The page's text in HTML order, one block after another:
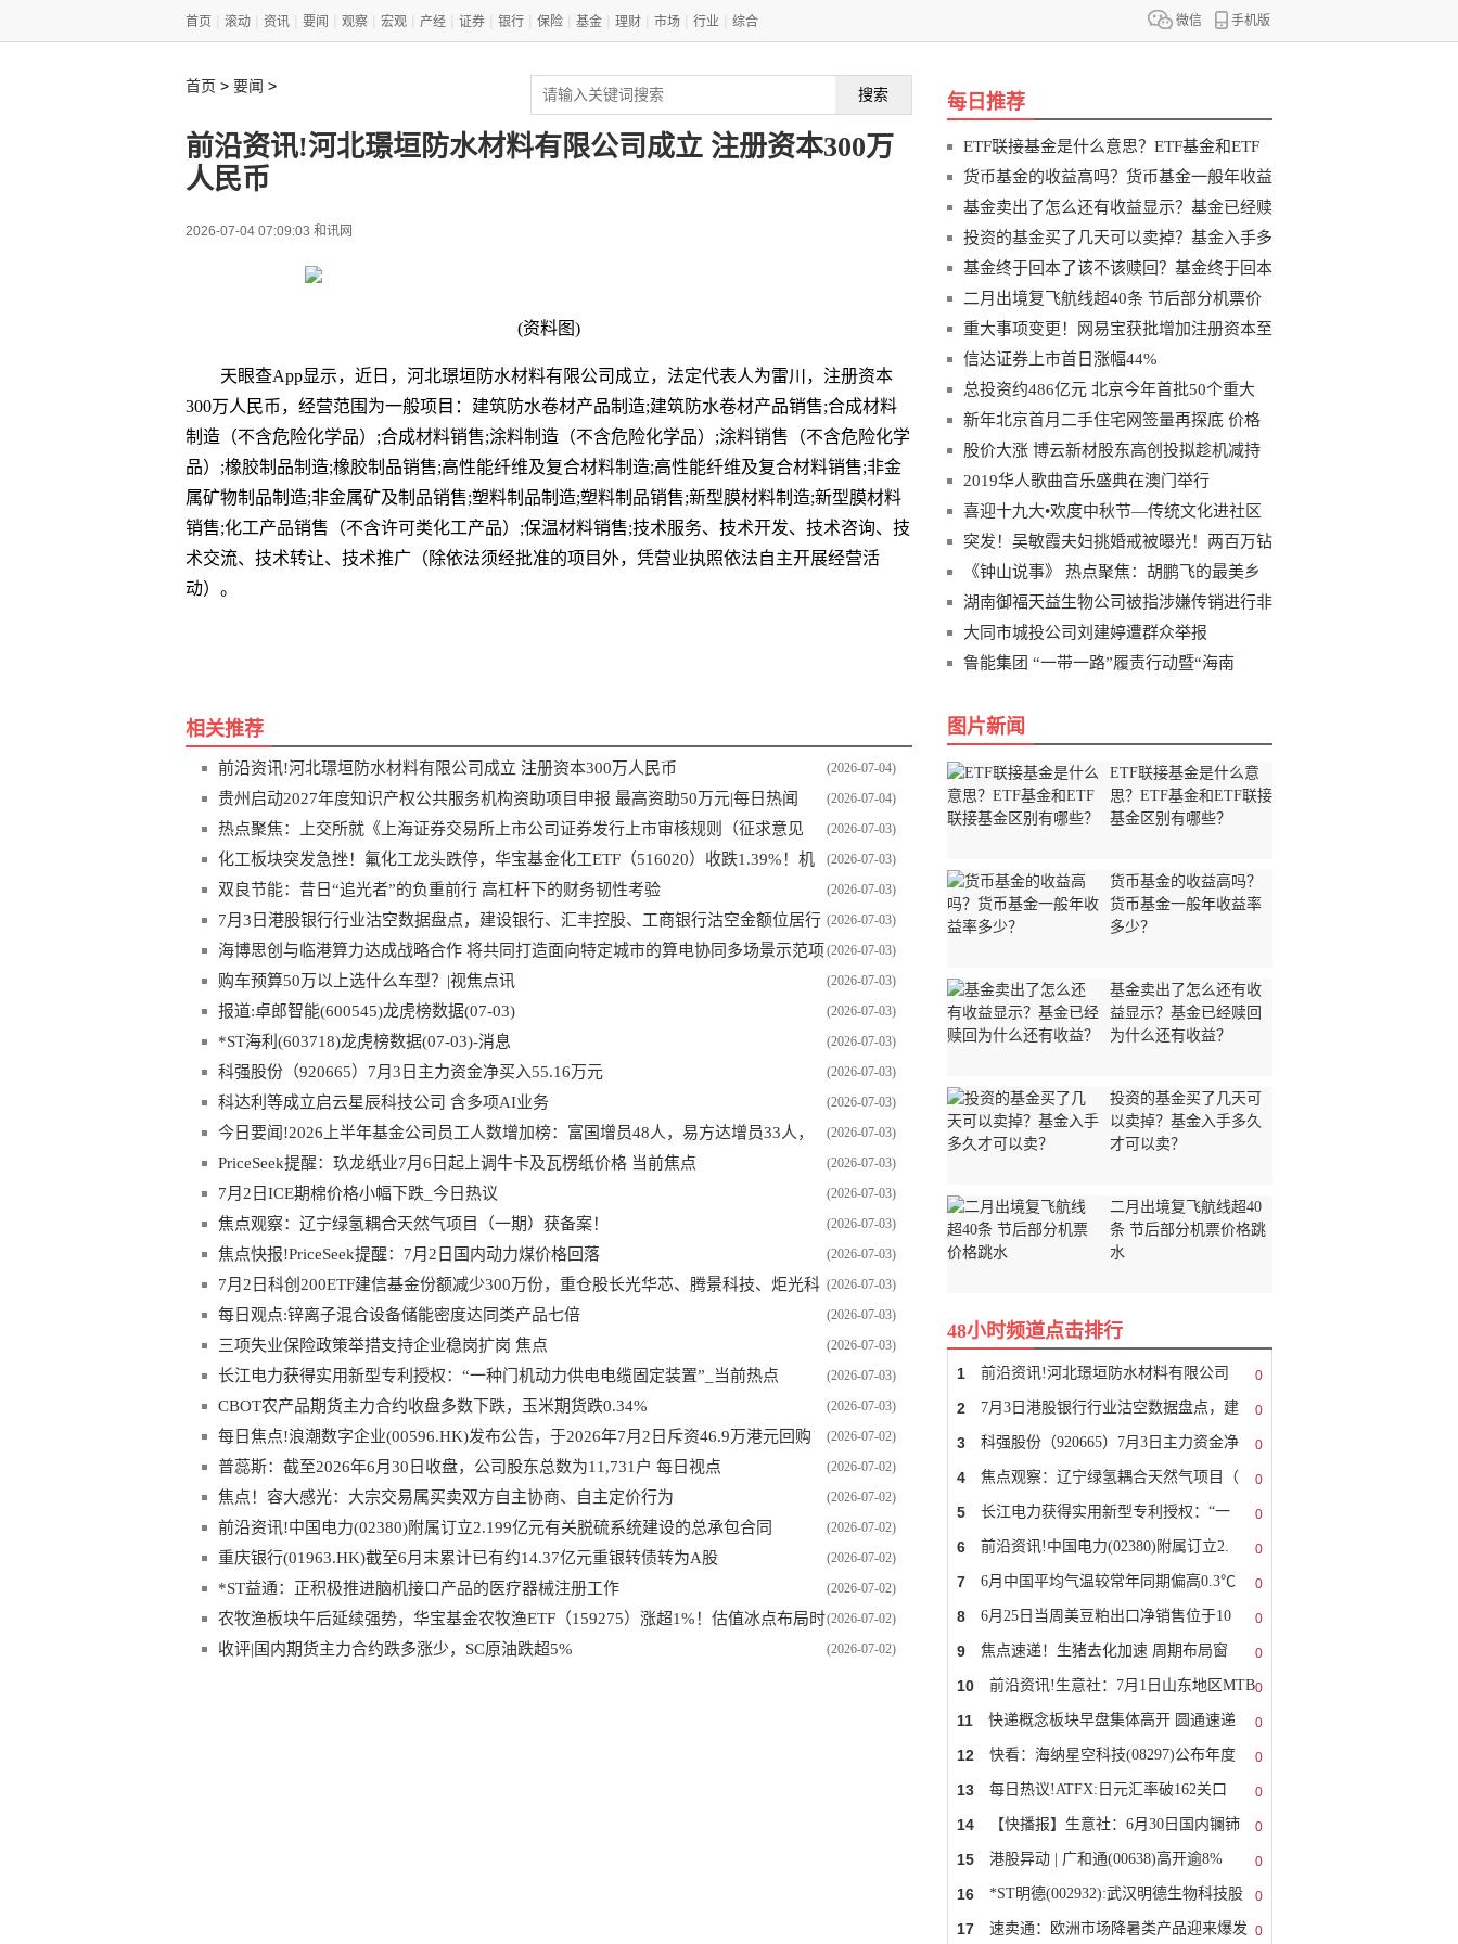
微信 手机版
首页 滚动 资讯 要闻 观察 宏观 产经 证券 银行 保险 基金 理财 市场 行业 综合
首页 > 要闻 > 搜索
前沿资讯!河北璟垣防水材料有限公司成立 注册资本300万
人民币
2026-07-04 07:09:03 和讯网
(资料图)
天眼查App显示，近日，河北璟垣防水材料有限公司成立，法定代表人为雷川，注册资本
300万人民币，经营范围为一般项目：建筑防水卷材产品制造;建筑防水卷材产品销售;合成材料
制造（不含危险化学品）;合成材料销售;涂料制造（不含危险化学品）;涂料销售（不含危险化学
品）;橡胶制品制造;橡胶制品销售;高性能纤维及复合材料制造;高性能纤维及复合材料销售;非金
属矿物制品制造;非金属矿及制品销售;塑料制品制造;塑料制品销售;新型膜材料制造;新型膜材料
销售;化工产品销售（不含许可类化工产品）;保温材料销售;技术服务、技术开发、技术咨询、技
术交流、技术转让、技术推广（除依法须经批准的项目外，凭营业执照依法自主开展经营活
动）。
相关推荐
(2026-07-04)
前沿资讯!河北璟垣防水材料有限公司成立 注册资本300万人民币
(2026-07-04)
贵州启动2027年度知识产权公共服务机构资助项目申报 最高资助50万元|每日热闻
(2026-07-03)
热点聚焦：上交所就《上海证券交易所上市公司证券发行上市审核规则（征求意见
稿）》公开征求意见
(2026-07-03)
化工板块突发急挫！氟化工龙头跌停，华宝基金化工ETF（516020）收跌1.39%！机
构：化工盈利有望底部回升_天天资讯
(2026-07-03)
双良节能：昔日“追光者”的负重前行 高杠杆下的财务韧性考验
(2026-07-03)
7月3日港股银行行业沽空数据盘点，建设银行、汇丰控股、工商银行沽空金额位居行
业前三
(2026-07-03)
海博思创与临港算力达成战略合作 将共同打造面向特定城市的算电协同多场景示范项
目-最新快讯
(2026-07-03)
购车预算50万以上选什么车型？|视焦点讯
(2026-07-03)
报道:卓郎智能(600545)龙虎榜数据(07-03)
(2026-07-03)
*ST海利(603718)龙虎榜数据(07-03)-消息
(2026-07-03)
科强股份（920665）7月3日主力资金净买入55.16万元
(2026-07-03)
科达利等成立启云星辰科技公司 含多项AI业务
(2026-07-03)
今日要闻!2026上半年基金公司员工人数增加榜：富国增员48人，易方达增员33人，
永赢增员31人（名单）
(2026-07-03)
PriceSeek提醒：玖龙纸业7月6日起上调牛卡及瓦楞纸价格 当前焦点
(2026-07-03)
7月2日ICE期棉价格小幅下跌_今日热议
(2026-07-03)
焦点观察：辽宁绿氢耦合天然气项目（一期）获备案！
(2026-07-03)
焦点快报!PriceSeek提醒：7月2日国内动力煤价格回落
(2026-07-03)
7月2日科创200ETF建信基金份额减少300万份，重仓股长光华芯、腾景科技、炬光科
技-速读
(2026-07-03)
每日观点:锌离子混合设备储能密度达同类产品七倍
(2026-07-03)
三项失业保险政策举措支持企业稳岗扩岗 焦点
(2026-07-03)
长江电力获得实用新型专利授权：“一种门机动力供电电缆固定装置”_当前热点
(2026-07-03)
CBOT农产品期货主力合约收盘多数下跌，玉米期货跌0.34%
(2026-07-02)
每日焦点!浪潮数字企业(00596.HK)发布公告，于2026年7月2日斥资46.9万港元回购
20万股
(2026-07-02)
普蕊斯：截至2026年6月30日收盘，公司股东总数为11,731户 每日视点
(2026-07-02)
焦点！容大感光：大宗交易属买卖双方自主协商、自主定价行为
(2026-07-02)
前沿资讯!中国电力(02380)附属订立2.199亿元有关脱硫系统建设的总承包合同
(2026-07-02)
重庆银行(01963.HK)截至6月末累计已有约14.37亿元重银转债转为A股
(2026-07-02)
*ST益通：正积极推进脑机接口产品的医疗器械注册工作
(2026-07-02)
农牧渔板块午后延续强势，华宝基金农牧渔ETF（159275）涨超1%！估值冰点布局时
机到了？ 快报
(2026-07-02)
收评|国内期货主力合约跌多涨少，SC原油跌超5%
每日推荐
ETF联接基金是什么意思？ETF基金和ETF
联
货币基金的收益高吗？货币基金一般年收益
基金卖出了怎么还有收益显示？基金已经赎
投资的基金买了几天可以卖掉？基金入手多
基金终于回本了该不该赎回？基金终于回本
二月出境复飞航线超40条 节后部分机票价
重大事项变更！网易宝获批增加注册资本至
信达证券上市首日涨幅44%
总投资约486亿元 北京今年首批50个重大
新年北京首月二手住宅网签量再探底 价格
股价大涨 博云新材股东高创投拟趁机减持
2019华人歌曲音乐盛典在澳门举行
喜迎十九大•欢度中秋节—传统文化进社区
突发！吴敏霞夫妇挑婚戒被曝光！两百万钻
《钟山说事》 热点聚焦：胡鹏飞的最美乡
湖南御福天益生物公司被指涉嫌传销进行非
大同市城投公司刘建婷遭群众举报
鲁能集团 “一带一路”履责行动暨“海南
图片新闻
ETF联接基金是什么意
思？ETF基金和ETF联接
基金区别有哪些？
货币基金的收益高吗？
货币基金一般年收益率
多少？
基金卖出了怎么还有收
益显示？基金已经赎回
为什么还有收益？
投资的基金买了几天可
以卖掉？基金入手多久
才可以卖？
二月出境复飞航线超40
条 节后部分机票价格跳
水
48小时频道点击排行
0
1 前沿资讯!河北璟垣防水材料有限公司
0
2 7月3日港股银行行业沽空数据盘点，建
0
3 科强股份（920665）7月3日主力资金净
0
4 焦点观察：辽宁绿氢耦合天然气项目（
0
5 长江电力获得实用新型专利授权：“一
0
6 前沿资讯!中国电力(02380)附属订立2.
0
7 6月中国平均气温较常年同期偏高0.3℃
0
8 6月25日当周美豆粕出口净销售位于10
0
9 焦点速递！生猪去化加速 周期布局窗
0
10 前沿资讯!生意社：7月1日山东地区MTB
0
11 快递概念板块早盘集体高开 圆通速递
0
12 快看：海纳星空科技(08297)公布年度
0
13 每日热议!ATFX:日元汇率破162关口
0
14 【快播报】生意社：6月30日国内镧铈
0
15 港股异动 | 广和通(00638)高开逾8%
0
16 *ST明德(002932):武汉明德生物科技股
0
17 速卖通：欧洲市场降暑类产品迎来爆发